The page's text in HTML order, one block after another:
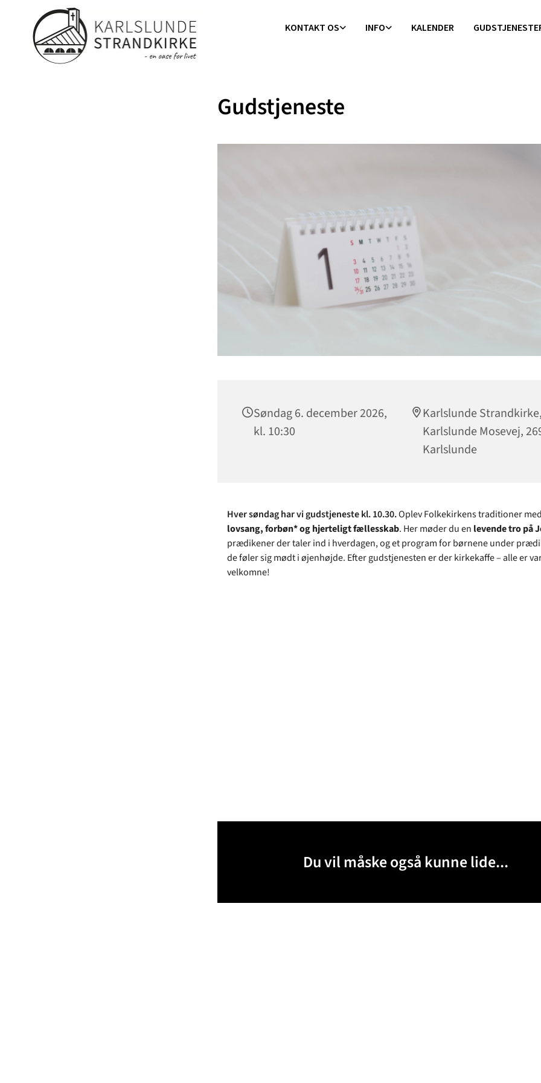
KONTAKT OS INFO KALENDER
Gudstjeneste
Søndag 6. december 2026,
kl. 10:30
Karlslunde Strandkirke,
Karlslunde Mosevej,
Karlslunde
Hver søndag har vi gudstjeneste kl. 10.30.Oplev Folkekirkens traditioner med
lovsang, forbøn* og hjerteligt fællesskab. Her møder du en levende tro på
prædikener der taler ind i hverdagen, og et program for børnene under
de føler sig mødt i øjenhøjde. Efter gudstjenesten er der kirkekaffe – alle er
velkomne!
Du vil måske også kunne lide...